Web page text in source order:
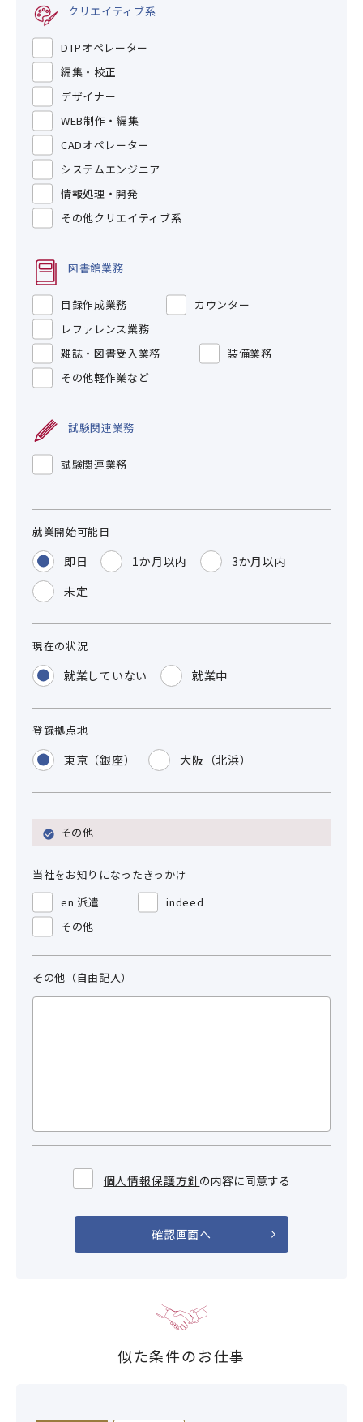
クリエイティブ系
DTPオペレーター
編集・校正
デザイナー
WEB制作・編集
CADオペレーター
システムエンジニア
情報処理・開発
その他クリエイティブ系
図書館業務
目録作成業務
カウンター
レファレンス業務
雑誌・図書受入業務
装備業務
その他軽作業など
試験関連業務
試験関連業務
就業開始可能日
即日 1か月以内
3か月以内
未定
現在の状況
就業していない 就業中
登録拠点地
東京（銀座） 大阪（北浜）
その他
当社をお知りになったきっかけ
en 派遣
indeed
その他
その他（自由記入）
個人情報保護方針の内容に同意する
似た条件のお仕事